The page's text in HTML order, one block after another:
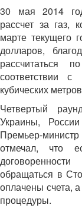
30 мая 2014
рассчет за газ,
марте текущего
долларов,
рассчитаться
соответствии
кубических
Четвертый
Украины,
Премьер-
отмечал, что
обращаться в
оплачены счета,
процедуры.